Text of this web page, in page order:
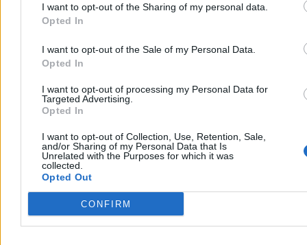
I want to opt-out of the Sharing of my personal data.
Opted In
I want to opt-out of the Sale of my Personal Data.
Opted In
I want to opt-out of processing my Personal Data for
Targeted Advertising.
Opted In
I want to opt-out of Collection, Use, Retention, Sale,
and/or Sharing of my Personal Data that Is
Unrelated with the Purposes for which it was
collected.
Opted Out
CONFIRM
Biznes